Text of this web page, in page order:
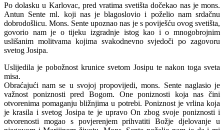
Po dolasku u Karlovac, pred vratima svetišta dočekao nas je mons.
Antun Sente ml. koji nas je blagoslovio i poželio nam srdačnu
dobrodošlicu. Mons. Sente upoznao nas je s poviješću ovog svetišta,
govorio nam je o tijeku izgradnje istog kao i o mnogobrojnim
uslišanim molitvama kojima svakodnevno svjedoči po zagovoru
svetog Josipa.
Uslijedila je pobožnost krunice svetom Josipu te nakon toga sveta
misa.
Obraćajući nam se u svojoj propovijedi, mons. Sente naglasio je
važnost poniznosti pred Bogom. One poniznosti koja nas čini
otvorenima pomaganju bližnjima u potrebi. Poniznost je vrlina koja
je krasila i svetog Josipa te je upravo On zbog svoje poniznosti i
otvorenosti mogao s povjerenjem prihvatiti Božje djelovanje u